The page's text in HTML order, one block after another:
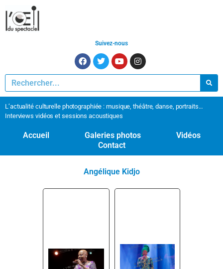
Suivez-nous
L’actualité culturelle photographiée : musique, théâtre, danse, portraits…
Interviews vidéos et sessions acoustiques
Accueil Galeries photos
Vidéos
Contact
Angélique Kidjo